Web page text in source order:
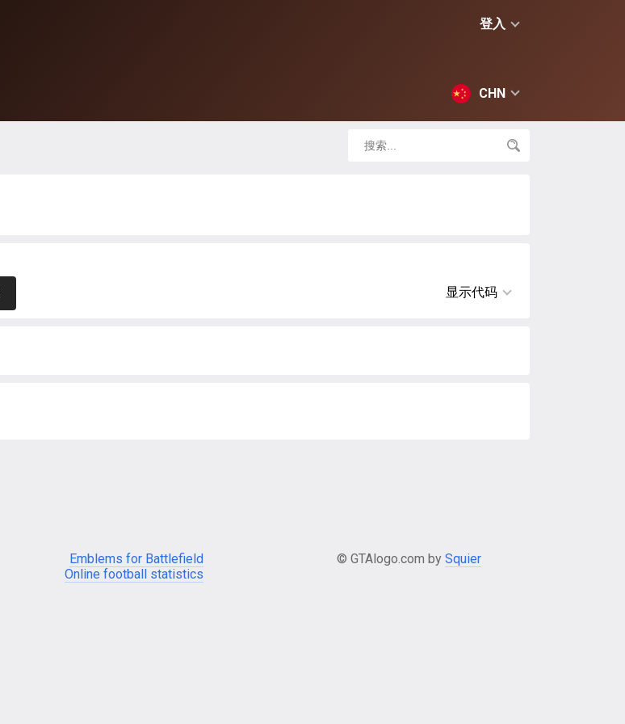
登入
CHN
显示代码
Emblems for Battlefield
Online football statistics
© GTAlogo.com by Squier